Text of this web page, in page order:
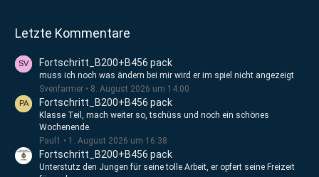
Letzte Kommentare
Fortschritt_B200+B456 pack
muss ich noch was ändern bei mir wird er im spiel nicht angezeigt
Svenfarmer
8. August 2026 um 14:00
Fortschritt_B200+B456 pack
Klasse Teil, mach weiter so, tschüss und noch ein schönes
Wochenende.
Paul1
1. August 2026 um 16:38
Fortschritt_B200+B456 pack
Unterstutz den Jungen für seine tolle Arbeit, er opfert seine Freizeit